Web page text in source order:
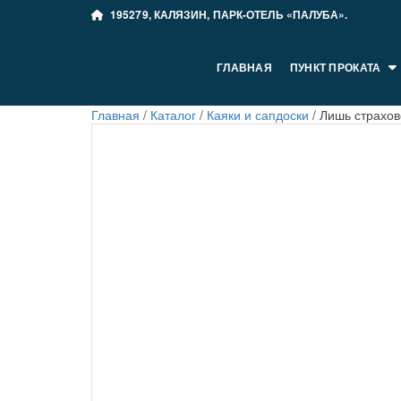
195279, КАЛЯЗИН, ПАРК-ОТЕЛЬ «ПАЛУБА».
ГЛАВНАЯ ПУНКТ ПРОКАТА
Главная / Каталог / Каяки и сапдоски / Лишь